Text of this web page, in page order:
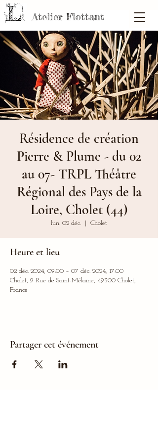
Atelier Flottant
Résidence de création
Pierre & Plume - du 02
au 07- TRPL Théâtre
Régional des Pays de la
Loire, Cholet (44)
lun. 02 déc. Cholet
Heure et lieu
02 déc. 2024, 09:00 – 07 déc. 2024, 17:00
Cholet, 9 Rue de Saint-Mélaine, 49300 Cholet,
France
Partager cet événement